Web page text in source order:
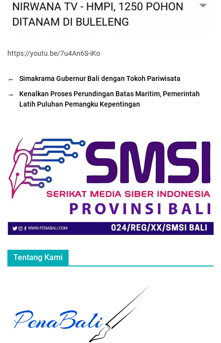
https://youtu.be/7u4An6S-iKo
←
Simakrama Gubernur Bali dengan Tokoh Pariwisata
→
Kenalkan Proses Perundingan Batas Maritim, Pemerintah
Latih Puluhan Pemangku Kepentingan
Tentang Kami